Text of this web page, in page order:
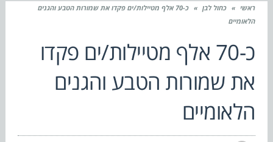
ראשי » כחול לבן »
כ-70 אלף מטיילות/ים פקדו את שמורות הטבע והגנים
הלאומיים
כ-70 אלף מטיילות/ים פקדו
את שמורות הטבע והגנים
הלאומיים